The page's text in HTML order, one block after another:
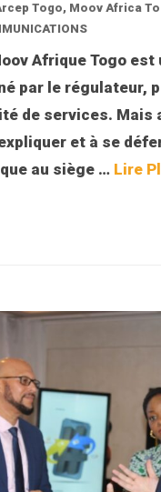
Togo, Moov Africa
Afrique Togo est
par le régulateur,
de services. Mais
et à se
au siège … Lire